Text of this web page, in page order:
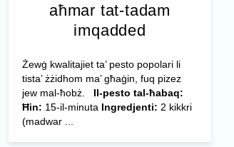
aħmar tat-tadam
imqadded
Żewġ kwalitajiet ta’ pesto popolari li
tista’ żżidhom ma’ għaġin, fuq pizez
jew mal-ħobż. Il-pesto tal-ħabaq:
Ħin: 15-il-minuta Ingredjenti: 2 kikkri
(madwar ...